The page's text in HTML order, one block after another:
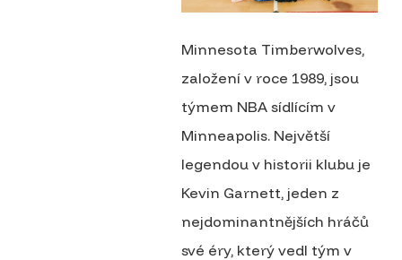
Minnesota Timberwolves,
založení v roce 1989, jsou
týmem NBA sídlícím v
Minneapolis. Největší
legendou v historii klubu je
Kevin Garnett, jeden z
nejdominantnějších hráčů
své éry, který vedl tým v